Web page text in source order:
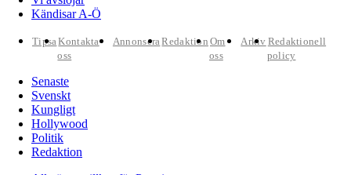
Kändisar A-Ö
TipsaKontakta
oss
AnnonseraRedaktion Om
oss
Arkiv Redaktionell
policy
Senaste
Svenskt
Kungligt
Hollywood
Politik
Redaktion